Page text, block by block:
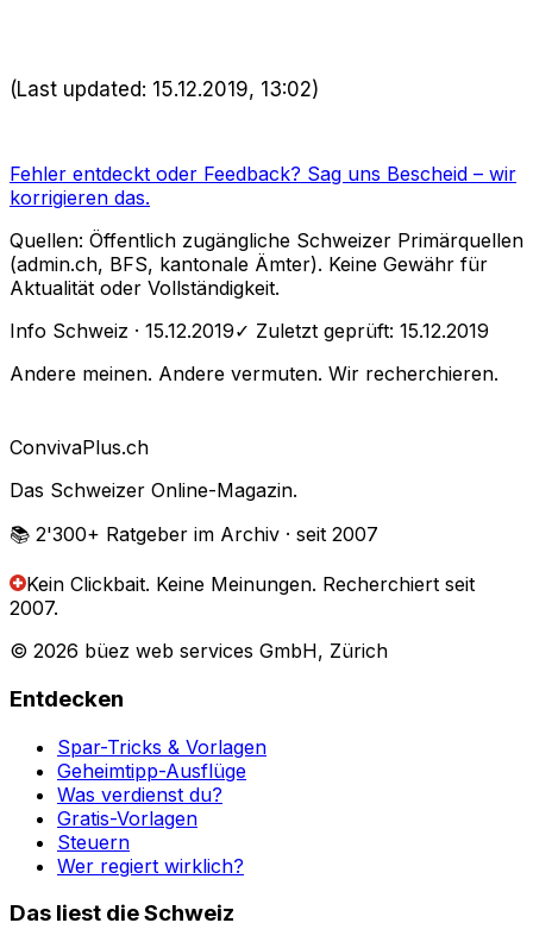
(Last updated: 15.12.2019, 13:02)
Fehler entdeckt oder Feedback? Sag uns Bescheid – wir
korrigieren das.
Quellen: Öffentlich zugängliche Schweizer Primärquellen
(admin.ch, BFS, kantonale Ämter). Keine Gewähr für
Aktualität oder Vollständigkeit.
Info Schweiz · 15.12.2019✓ Zuletzt geprüft: 15.12.2019
Andere meinen. Andere vermuten. Wir recherchieren.
ConvivaPlus.ch
Das Schweizer Online-Magazin.
📚 2'300+ Ratgeber im Archiv · seit 2007
Kein Clickbait. Keine Meinungen. Recherchiert seit
2007.
© 2026 büez web services GmbH, Zürich
Entdecken
Spar-Tricks & Vorlagen
Geheimtipp-Ausflüge
Was verdienst du?
Gratis-Vorlagen
Steuern
Wer regiert wirklich?
Das liest die Schweiz